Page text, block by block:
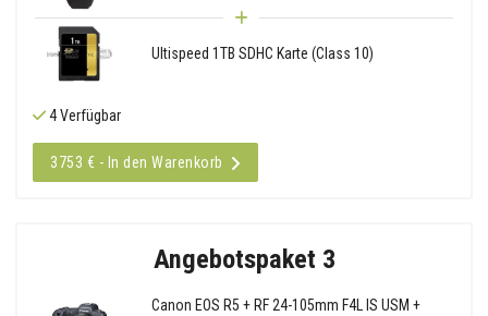
Ultispeed 1TB SDHC Karte (Class 10)
4 Verfügbar
3753 € - In den Warenkorb
Angebotspaket 3
Canon EOS R5 + RF 24-105mm F4L IS USM +